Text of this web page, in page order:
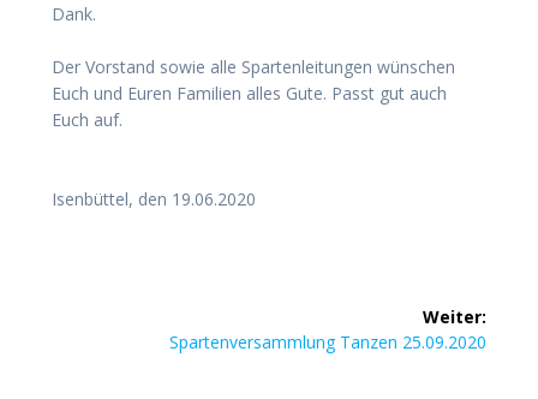
Dank.
Der Vor­stand sowie alle Spar­ten­lei­tun­gen wün­schen
Euch und Euren Fami­li­en alles Gute. Passt gut auch
Euch auf.
Isen­büt­tel, den 19.06.2020
Weiter:
Nächster
Spar­ten­ver­samm­lung Tan­zen 25.09.2020